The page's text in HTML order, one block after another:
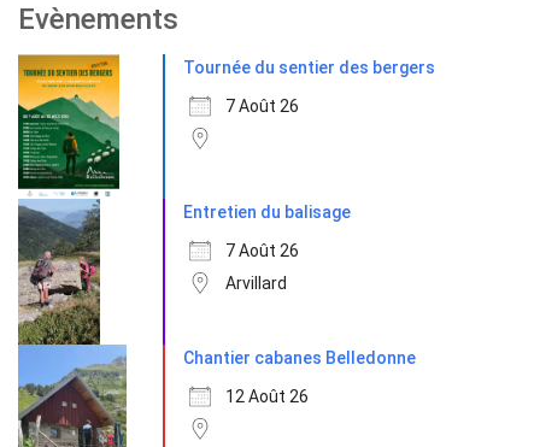
Evènements
Tournée du sentier des bergers
7 Août 26
Entretien du balisage
7 Août 26
Arvillard
Chantier cabanes Belledonne
12 Août 26